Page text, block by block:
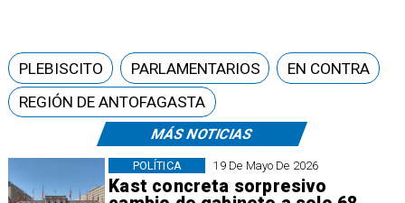
MÁS NOTICIAS
19 De Mayo De 2026
Kast concreta sorpresivo
POLÍTICA
PLEBISCITO PARLAMENTARIOS
EN CONTRA
REGIÓN DE ANTOFAGASTA